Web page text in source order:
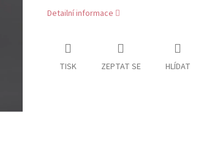
Detailní informace
TISK ZEPTAT SE HLÍDAT